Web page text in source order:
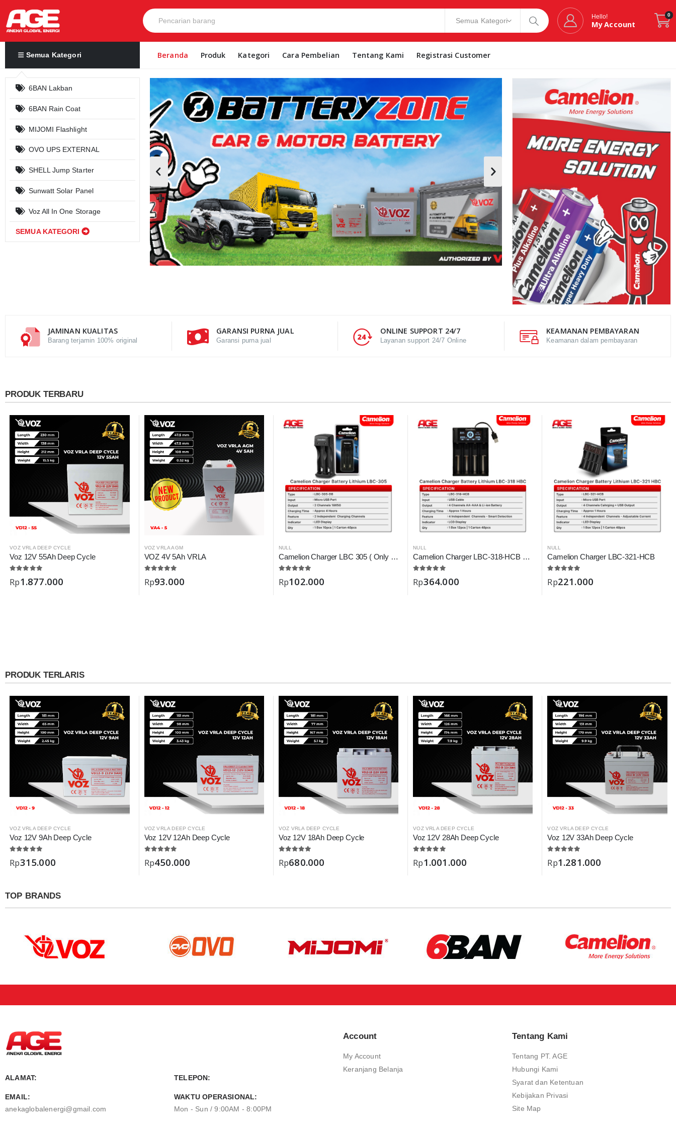
Hello!
My Account
0
Semua Kategori
6BAN Lakban
6BAN Rain Coat
MIJOMI Flashlight
OVO UPS EXTERNAL
SHELL Jump Starter
Sunwatt Solar Panel
Voz All In One Storage
SEMUA KATEGORI
Beranda Produk Kategori Cara Pembelian Tentang Kami Registrasi Customer
JAMINAN KUALITAS
Barang terjamin 100% original
GARANSI PURNA JUAL
Garansi purna jual
ONLINE SUPPORT 24/7
Layanan support 24/7 Online
KEAMANAN PEMBAYARAN
Keamanan dalam pembayaran
PRODUK TERBARU
VOZ VRLA DEEP CYCLE
Voz 12V 55Ah Deep Cycle
Rp1.877.000
VOZ VRLA AGM
VOZ 4V 5Ah VRLA
Rp93.000
NULL
Camelion Charger LBC 305 ( Only Battery 18650 )
Rp102.000
NULL
Camelion Charger LBC-318-HCB Digital
Rp364.000
NULL
Camelion Charger LBC-321-HCB
Rp221.000
PRODUK TERLARIS
VOZ VRLA DEEP CYCLE
Voz 12V 9Ah Deep Cycle
Rp315.000
VOZ VRLA DEEP CYCLE
Voz 12V 12Ah Deep Cycle
Rp450.000
VOZ VRLA DEEP CYCLE
Voz 12V 18Ah Deep Cycle
Rp680.000
VOZ VRLA DEEP CYCLE
Voz 12V 28Ah Deep Cycle
Rp1.001.000
VOZ VRLA DEEP CYCLE
Voz 12V 33Ah Deep Cycle
Rp1.281.000
TOP BRANDS
ALAMAT: TELEPON:
EMAIL:
anekaglobalenergi@gmail.com
WAKTU OPERASIONAL:
Mon - Sun / 9:00AM - 8:00PM
Account
My Account
Keranjang Belanja
Tentang Kami
Tentang PT. AGE
Hubungi Kami
Syarat dan Ketentuan
Kebijakan Privasi
Site Map